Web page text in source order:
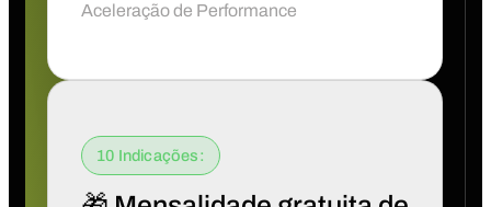
Aceleração de Performance
10 Indicações: